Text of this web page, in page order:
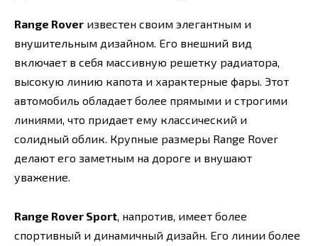
Range Rover известен своим элегантным и
внушительным дизайном. Его внешний вид
включает в себя массивную решетку радиатора,
высокую линию капота и характерные фары. Этот
автомобиль обладает более прямыми и строгими
линиями, что придает ему классический и
солидный облик. Крупные размеры Range Rover
делают его заметным на дороге и внушают
уважение.
Range Rover Sport , напротив, имеет более
спортивный и динамичный дизайн. Его линии более